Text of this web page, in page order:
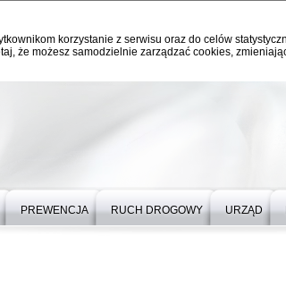
korzystanie z serwisu oraz do celów
że możesz samodzielnie zarządzać cookies,
PREWENCJA RUCH DROGOWY URZĄD